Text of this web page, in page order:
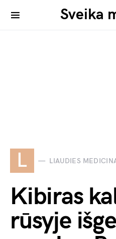
Sveika
L LIAUDIES
Kibiras
rūsyje